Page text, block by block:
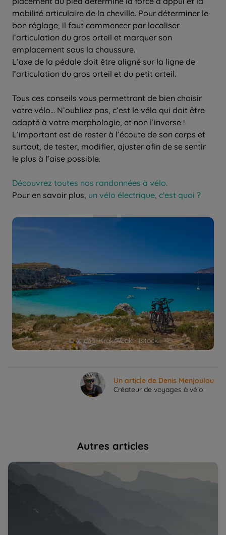
© Michal Krakowiak - Istock
mobilité articulaire de la cheville. Pour déterminer le
bon réglage, il faut commencer par localiser
l’articulation du gros orteil et marquer son
emplacement sous la chaussure.
L’axe de la pédale doit être aligné sur la ligne de
l’articulation du gros orteil et du petit orteil.
Tous ces conseils vous permettront de bien choisir
votre vélo… N’oubliez pas, c’est le vélo qui doit être
adapté à votre morphologie, et non l’inverse !
L’important est de rester à l’écoute de son corps et
surtout, de tester, modifier, ajuster afin de se sentir
le plus à l’aise possible.
Découvrez toutes nos randonnées à vélo.
Pour en savoir plus, un vélo électrique, c'est quoi ?
Un article de Denis Menjoulou
Créateur de voyages à vélo
Autres articles
Comment voyager seul(e) en toute confiance ?
Découvrez la randonnée accompagnée